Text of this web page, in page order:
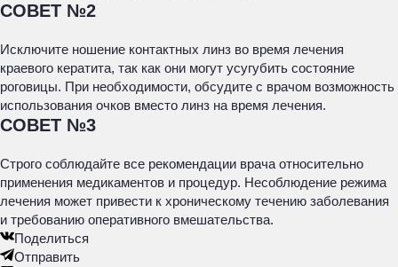
СОВЕТ №2
Исключите ношение контактных линз во время лечения
краевого кератита, так как они могут усугубить состояние
роговицы. При необходимости, обсудите с врачом возможность
использования очков вместо линз на время лечения.
СОВЕТ №3
Строго соблюдайте все рекомендации врача относительно
применения медикаментов и процедур. Несоблюдение режима
лечения может привести к хроническому течению заболевания
и требованию оперативного вмешательства.
Поделиться
Отправить